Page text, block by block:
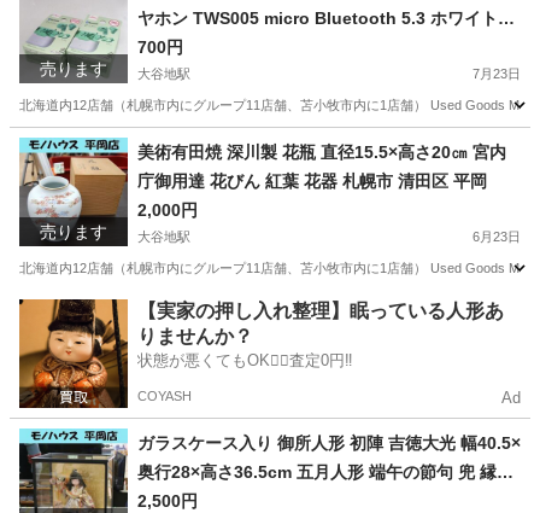
売ります
ヤホン TWS005 micro Bluetooth 5.3 ホワイト＆
グリーン 札幌市 清田区 平岡
700円
大谷地駅 7月23日
北海道内12店舗（札幌市内にグループ11店舗、苫小牧市内に1店舗） Used Goods
北海道 札幌市 大谷地駅 オーディオ DAISO
売ります
美術有田焼 深川製 花瓶 直径15.5×高さ20㎝ 宮内
庁御用達 花びん 紅葉 花器 札幌市 清田区 平岡
2,000円
大谷地駅 6月23日
北海道内12店舗（札幌市内にグループ11店舗、苫小牧市内に1店舗） Used Goods
北海道 札幌市 大谷地駅 インテリア雑貨/小物 花器
【実家の押し入れ整理】眠っている人形あ
りませんか？
状態が悪くてもOK🙆‍♀️査定0円‼️
COYASH Ad
ガラスケース入り 御所人形 初陣 吉徳大光 幅40.5×
奥行28×高さ36.5cm 五月人形 端午の節句 兜 縁起
物 コレクション インテリア 札幌市 清田区 平岡
2,500円